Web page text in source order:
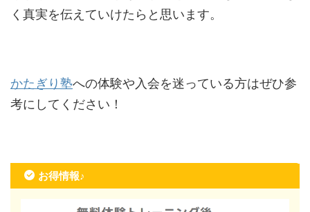
く真実を伝えていけたらと思います。
かたぎり塾への体験や入会を迷っている方はぜひ参
考にしてください！
お得情報♪